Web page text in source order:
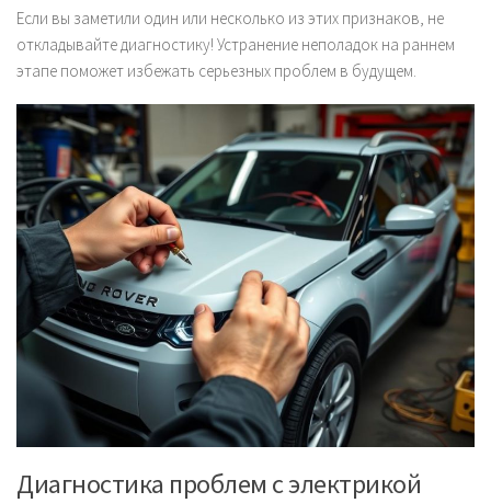
Если вы заметили один или несколько из этих признаков, не
откладывайте диагностику! Устранение неполадок на раннем
этапе поможет избежать серьезных проблем в будущем.
Диагностика проблем с электрикой